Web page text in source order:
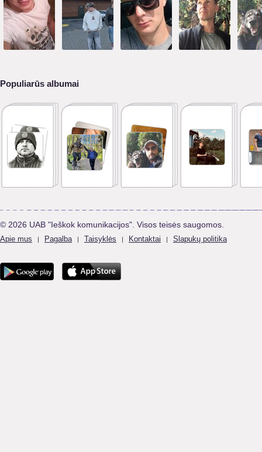
Populiarūs albumai
© 2026 UAB "Ieškok komunikacijos". Visos teisės saugomos.
Apie mus | Pagalba | Taisyklės | Kontaktai | Slapukų politika